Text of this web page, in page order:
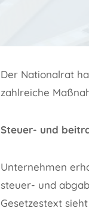
Der Nationalrat
zahlreiche
Steuer- und
Unternehmen
steuer- und
Gesetzestext